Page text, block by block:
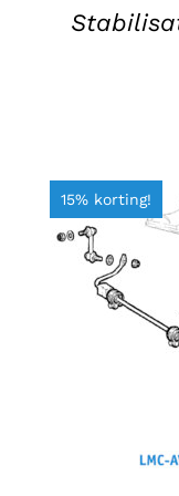
15% korting!
TOEVOEGEN
/